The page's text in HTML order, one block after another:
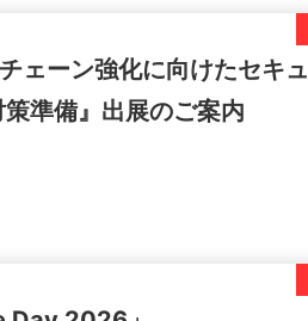
ェーン強化に向けたセキュ
準備』出展のご案内